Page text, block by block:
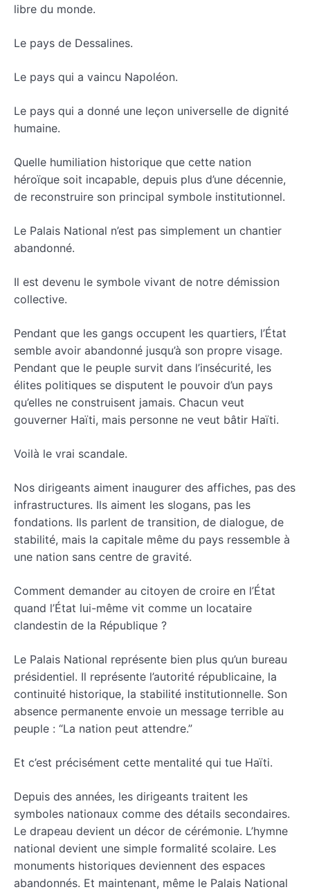
libre du monde.
Le pays de Dessalines.
Le pays qui a vaincu Napoléon.
Le pays qui a donné une leçon universelle de dignité
humaine.
Quelle humiliation historique que cette nation
héroïque soit incapable, depuis plus d’une décennie,
de reconstruire son principal symbole institutionnel.
Le Palais National n’est pas simplement un chantier
abandonné.
Il est devenu le symbole vivant de notre démission
collective.
Pendant que les gangs occupent les quartiers, l’État
semble avoir abandonné jusqu’à son propre visage.
Pendant que le peuple survit dans l’insécurité, les
élites politiques se disputent le pouvoir d’un pays
qu’elles ne construisent jamais. Chacun veut
gouverner Haïti, mais personne ne veut bâtir Haïti.
Voilà le vrai scandale.
Nos dirigeants aiment inaugurer des affiches, pas des
infrastructures. Ils aiment les slogans, pas les
fondations. Ils parlent de transition, de dialogue, de
stabilité, mais la capitale même du pays ressemble à
une nation sans centre de gravité.
Comment demander au citoyen de croire en l’État
quand l’État lui-même vit comme un locataire
clandestin de la République ?
Le Palais National représente bien plus qu’un bureau
présidentiel. Il représente l’autorité républicaine, la
continuité historique, la stabilité institutionnelle. Son
absence permanente envoie un message terrible au
peuple : “La nation peut attendre.”
Et c’est précisément cette mentalité qui tue Haïti.
Depuis des années, les dirigeants traitent les
symboles nationaux comme des détails secondaires.
Le drapeau devient un décor de cérémonie. L’hymne
national devient une simple formalité scolaire. Les
monuments historiques deviennent des espaces
abandonnés. Et maintenant, même le Palais National